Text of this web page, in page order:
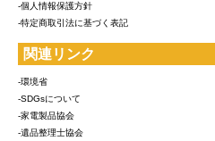
-個人情報保護方針
-特定商取引法に基づく表記
関連リンク
-環境省
-SDGsについて
-家電製品協会
-遺品整理士協会